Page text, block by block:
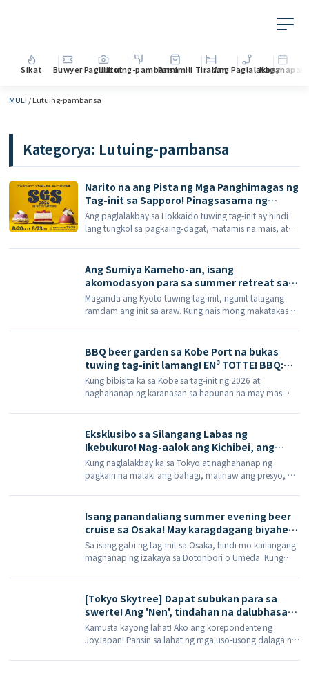
Sikat BuwyerPaglilibot
Lutuing-pambansa
Pamimili TirahanAng PaglalakbayKaganapan
MULI /Lutuing-pambansa
Kategorya: Lutuing-pambansa
Narito na ang Pista ng Mga Panghimagas ng
Tag-init sa Sapporo! Pinagsasama ng
Sweets Garden SAPPORO 2026 ang rekord
na 50 kolaborasyong keyk.
Ang paglalakbay sa Hokkaido tuwing tag-init ay hindi
lang tungkol sa pagkaing-dagat, matamis na mais, at
matatamis, mayroon ding isang kaganapan na sulit
idagdag sa iyong itineraryo sa Sapporo. Sweets Garden
[…]
Ang Sumiya Kameho-an, isang
akomodasyon para sa summer retreat sa
Yunohana Onsen ng Kyoto, ay nag-aalok ng
meryenda pagkatapos ng paliligo, lutuing
swimming pool hanggang sa katapusan ng
Agosto.
Maganda ang Kyoto tuwing tag-init, ngunit talagang
ramdam ang init sa araw. Kung nais mong makatakas sa
isang gabi sa isang inn na may mainit na bukal, ang
Yunohana Onsen sa Kameoka (Yunohana […]
BBQ beer garden sa Kobe Port na bukas
tuwing tag-init lamang! EN³ TOTTEI BBQ:
5,000 yen para sa barbecue, buffet, at libre
ang inumin hangga't gusto.
Kung bibisita ka sa Kobe sa tag-init ng 2026 at
naghahanap ng karanasan sa hapunan na may mas
karaniwang restawran, EN³ TOT […] sa distrito ng
TOTTEI waterfront ng Kobe […]
Eksklusibo sa Silangang Labas ng
Ikebukuro! Nag-aalok ang Kichibei, ang
dalubhasa sa tonkatsu rice bowl, ng 60-
minutong all-you-can-eat na set menu ng
hapunan – halina't subukan!
Kung naglalakbay ka sa Tokyo at naghahanap ng
pagkain na malaki ang bahagi, malinaw ang presyo, at
kalye ng Hapon, mayroon na ngayong tuwirang
pagpipilian sa Silangang Lualas ng Ikebukuro. Isang
matagal nang itinatag […]
Isang panandaliang summer evening beer
cruise sa Osaka! May karagdagang biyahe
para sa 'Sunflower Summer Evening Beer
Cruise' sa ika-6 at ika-30 ng Agosto.
Sa isang gabi ng tag-init sa Osaka, hindi mo kailangang
maghanap ng izakaya sa Dotonbori o Umeda. Kung
ng draft beer, makinig sa musika sa barko, at
maramdaman ang malamig na simoy ng 'Mizu no
Osaka' nang sabay-sabay, maaari mong […]
[Tokyo Skytree] Dapat subukan para sa
swerte! Ang 'Nen', tindahan na dalubhasa
sa pagpares, ay nag-aalok ng kanilang
pangarap na Torii-gate ice-cream na bula-
kulay.
Kamusta kayong lahat! Ako ang korepondente ng
JoyJapan! Pansin sa lahat ng mga uso-usong dalaga na
na ang tag-init sa Tokyo, […]